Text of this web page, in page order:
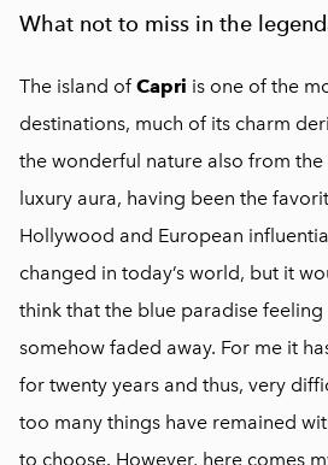
What not to miss in the
The island ofCapri is one of the
destinations, much of its charm
the wonderful nature also from the
luxury aura, having been the
Hollywood and European
changed in today’s world, but it
think that the blue paradise feeling
somehow faded away. For me it
for twenty years and thus, very
too many things have remained
to choose. However, here comes